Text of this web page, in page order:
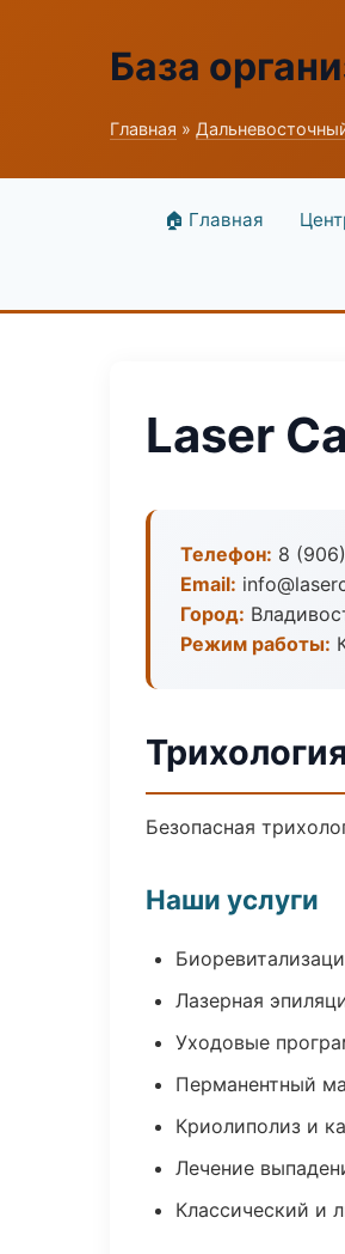
База
Главная »
🏠 Главная
Laser
Телефон: 8
Email:
Город:
Режим работы:
Безопасная
Наши услуги
Лазерная
Уходовые
Перманентный
Криолиполиз и
Лечение
Классический и